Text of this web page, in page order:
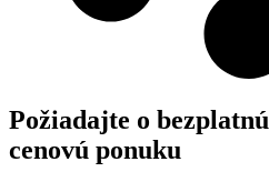
Požiadajte o bezplatnú
cenovú ponuku